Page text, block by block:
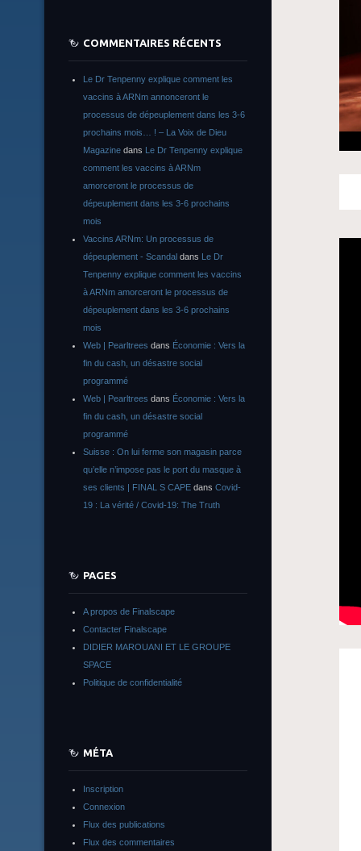
COMMENTAIRES RÉCENTS
Le Dr Tenpenny explique comment les
vaccins à ARNm annonceront le
processus de dépeuplement dans les 3-6
prochains mois… ! – La Voix de Dieu
Magazine dans Le Dr Tenpenny explique
comment les vaccins à ARNm
amorceront le processus de
dépeuplement dans les 3-6 prochains
mois
Vaccins ARNm: Un processus de
dépeuplement - Scandal dans Le Dr
Tenpenny explique comment les vaccins
à ARNm amorceront le processus de
dépeuplement dans les 3-6 prochains
mois
Web | Pearltrees dans Économie : Vers la
fin du cash, un désastre social
programmé
Web | Pearltrees dans Économie : Vers la
fin du cash, un désastre social
programmé
Suisse : On lui ferme son magasin parce
qu’elle n’impose pas le port du masque à
ses clients | FINAL S CAPE dans Covid-
19 : La vérité / Covid-19: The Truth
PAGES
A propos de Finalscape
Contacter Finalscape
DIDIER MAROUANI ET LE GROUPE
SPACE
Politique de confidentialité
MÉTA
Inscription
Connexion
Flux des publications
Flux des commentaires